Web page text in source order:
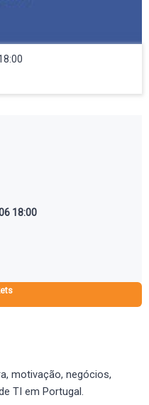
18:00
motivação, negócios,
TI em Portugal.